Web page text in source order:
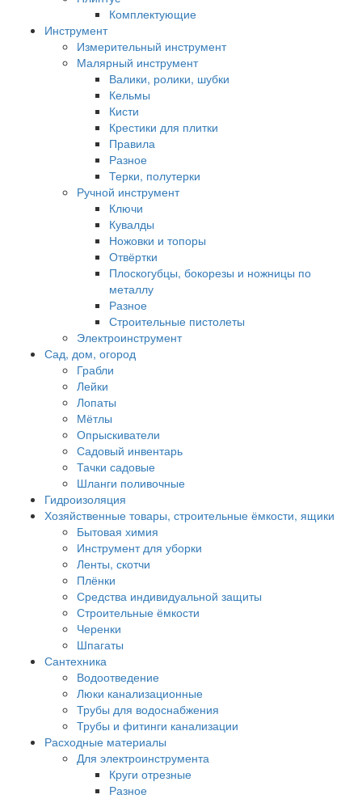
Комплектующие
Инструмент
Измерительный инструмент
Малярный инструмент
Валики, ролики, шубки
Кельмы
Кисти
Крестики для плитки
Правила
Разное
Терки, полутерки
Ручной инструмент
Ключи
Кувалды
Ножовки и топоры
Отвёртки
Плоскогубцы, бокорезы и ножницы по
металлу
Разное
Строительные пистолеты
Электроинструмент
Сад, дом, огород
Грабли
Лейки
Лопаты
Мётлы
Опрыскиватели
Садовый инвентарь
Тачки садовые
Шланги поливочные
Гидроизоляция
Хозяйственные товары, строительные ёмкости, ящики
Бытовая химия
Инструмент для уборки
Ленты, скотчи
Плёнки
Средства индивидуальной защиты
Строительные ёмкости
Черенки
Шпагаты
Сантехника
Водоотведение
Люки канализационные
Трубы для водоснабжения
Трубы и фитинги канализации
Расходные материалы
Для электроинструмента
Круги отрезные
Разное